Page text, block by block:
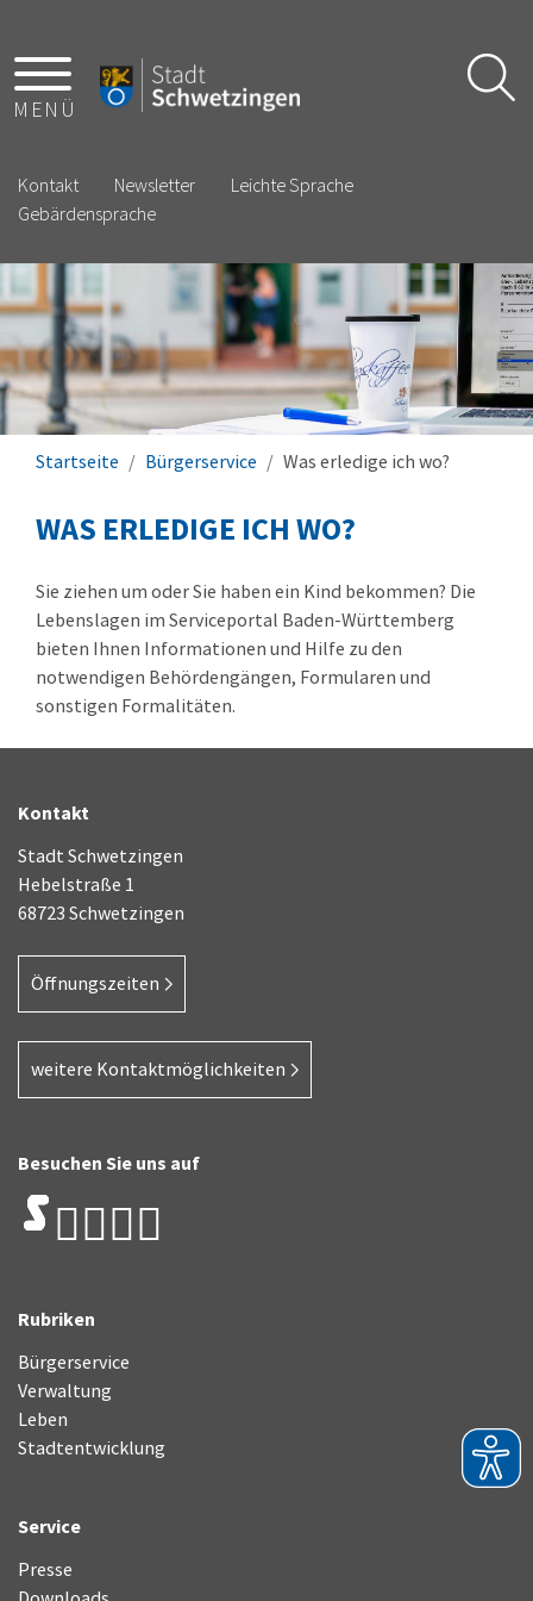
MENÜ
Kontakt Newsletter
Leichte Sprache
Gebärdensprache
Startseite Bürgerservice Was erledige ich wo?
WAS ERLEDIGE ICH WO?
Sie ziehen um oder Sie haben ein Kind bekommen? Die
Lebenslagen im Serviceportal Baden-Württemberg
bieten Ihnen Informationen und Hilfe zu den
notwendigen Behördengängen, Formularen und
sonstigen Formalitäten.
Kontakt
Stadt Schwetzingen
Hebelstraße 1
68723 Schwetzingen
Öffnungszeiten
weitere Kontaktmöglichkeiten
Besuchen Sie uns auf
Rubriken
Bürgerservice
Verwaltung
Leben
Stadtentwicklung
Service
Presse